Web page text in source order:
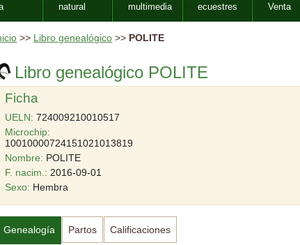
natural
multimedia
ecuestres
Venta
>> Libro genealógico >> POLITE
Libro genealógico POLITE
Ficha
UELN: 724009210010517
Microchip:
10010000724151021013819
Nombre: POLITE
F. nacim.: 2016-09-01
Sexo: Hembra
Genealogía Partos Calificaciones